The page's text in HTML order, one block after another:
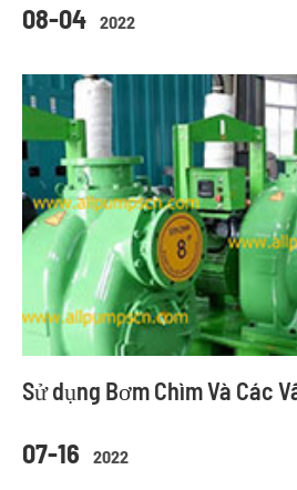
08-04 2022
07-16 2022
Sử dụng Bơm Chìm Và Các